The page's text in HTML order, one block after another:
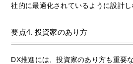
社的に最適化されているように設計し
要点4. 投資家のあり方
DX推進には、投資家のあり方も重要